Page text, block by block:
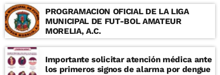
PROGRAMACION OFICIAL DE LA LIGA
MUNICIPAL DE FUT-BOL AMATEUR
MORELIA, A.C.
Importante solicitar atención médica ante
los primeros signos de alarma por dengue